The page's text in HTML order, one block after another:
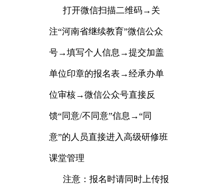
打开微信扫描二维码→关
注“河南省继续教育”微信公众
号→填写个人信息→提交加盖
单位印章的报名表→经承办单
位审核→微信公众号直接反
馈“同意/不同意”信息→“同
意”的人员直接进入高级研修班
课堂管理
注意：报名时请同时上传报